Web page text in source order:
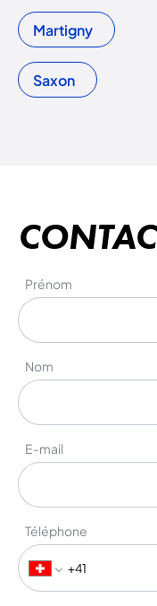
Martigny
Saxon
Prénom
Nom
E-mail
Téléphone